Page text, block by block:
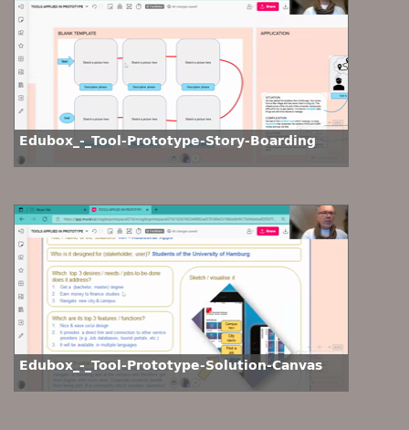
Edubox_-_Tool-Prototype-Story-Boarding
Edubox_-_Tool-Prototype-Solution-Canvas